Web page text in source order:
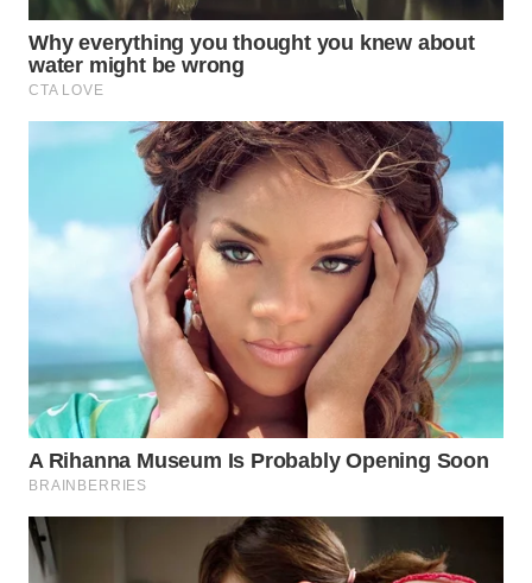
WAHANA
ADVOKAT
WAHANA
INFRASTRUKTUR
LISTRIK
WAHANA
TRAVEL
WAHANA
TV
WAHANANEWS